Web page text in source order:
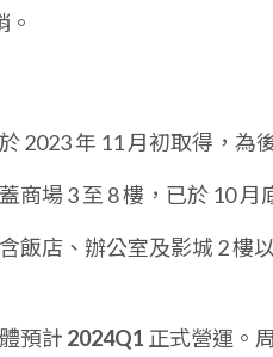
2023 年 11 月初取得，為
商場 3 至 8 樓，已於 10
飯店、辦公室及影城 2 樓
預計 2024Q1 正式營運。